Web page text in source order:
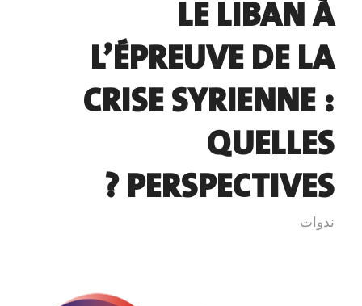
LE LIBAN À
L’ÉPREUVE DE LA
CRISE SYRIENNE :
QUELLES
PERSPECTIVES ?
ندوات